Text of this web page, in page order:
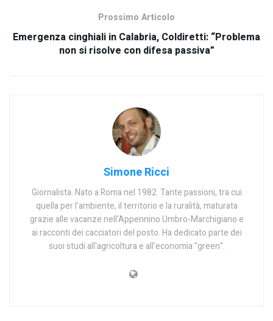
Prossimo Articolo
Emergenza cinghiali in Calabria, Coldiretti: “Problema
non si risolve con difesa passiva”
Simone Ricci
Giornalista. Nato a Roma nel 1982. Tante passioni, tra cui
quella per l'ambiente, il territorio e la ruralità, maturata
grazie alle vacanze nell'Appennino Umbro-Marchigiano e
ai racconti dei cacciatori del posto. Ha dedicato parte dei
suoi studi all'agricoltura e all'economia "green".